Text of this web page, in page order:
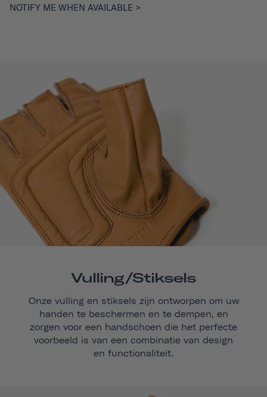
NOTIFY ME WHEN AVAILABLE >
Vulling/stiksels
Onze vulling en stiksels zijn ontworpen om uw
handen te beschermen en te dempen, en
zorgen voor een handschoen die het perfecte
voorbeeld is van een combinatie van design
en functionaliteit.